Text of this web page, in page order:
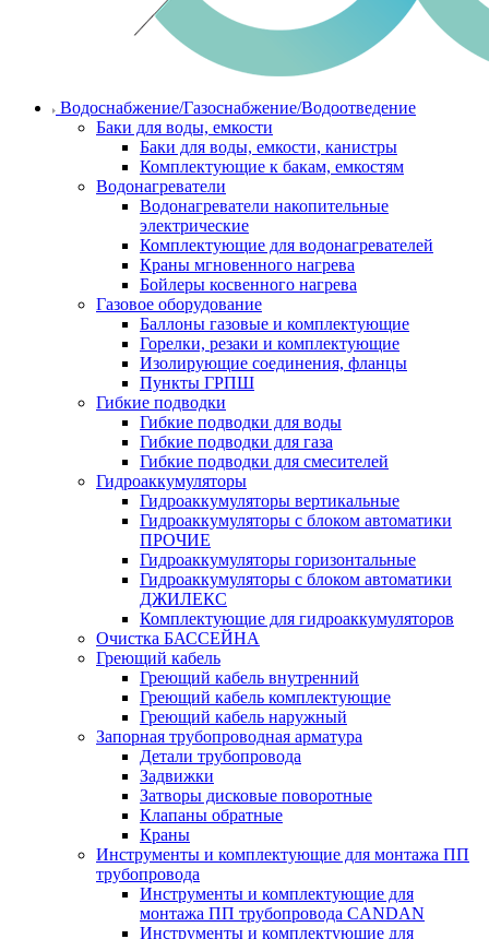
Водоснабжение/Газоснабжение/Водоотведение
Баки для воды, емкости
Баки для воды, емкости, канистры
Комплектующие к бакам, емкостям
Водонагреватели
Водонагреватели накопительные
электрические
Комплектующие для водонагревателей
Краны мгновенного нагрева
Бойлеры косвенного нагрева
Газовое оборудование
Баллоны газовые и комплектующие
Горелки, резаки и комплектующие
Изолирующие соединения, фланцы
Пункты ГРПШ
Гибкие подводки
Гибкие подводки для воды
Гибкие подводки для газа
Гибкие подводки для смесителей
Гидроаккумуляторы
Гидроаккумуляторы вертикальные
Гидроаккумуляторы с блоком автоматики
ПРОЧИЕ
Гидроаккумуляторы горизонтальные
Гидроаккумуляторы с блоком автоматики
ДЖИЛЕКС
Комплектующие для гидроаккумуляторов
Очистка БАССЕЙНА
Греющий кабель
Греющий кабель внутренний
Греющий кабель комплектующие
Греющий кабель наружный
Запорная трубопроводная арматура
Детали трубопровода
Задвижки
Затворы дисковые поворотные
Клапаны обратные
Краны
Инструменты и комплектующие для монтажа ПП
трубопровода
Инструменты и комплектующие для
монтажа ПП трубопровода CANDAN
Инструменты и комплектующие для